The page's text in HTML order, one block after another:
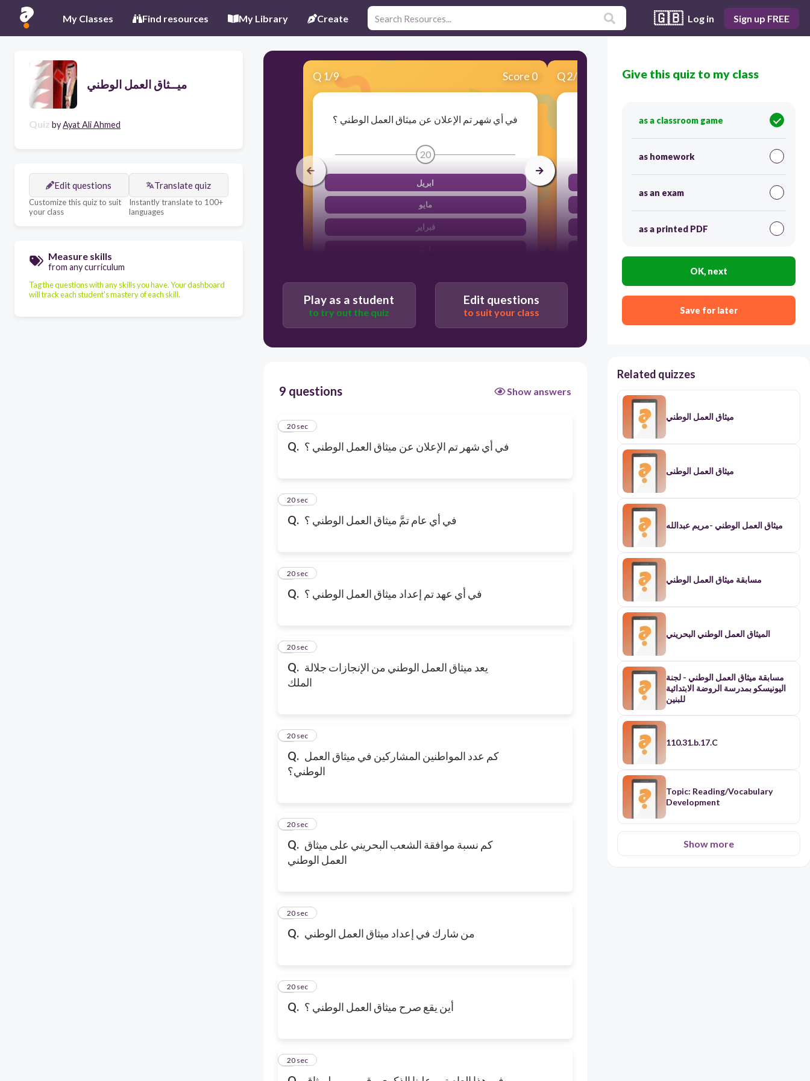
My Classes Find resources My Library Create 🇬🇧 Log in Sign up FREE
ميــثاق العمل الوطني
Quiz byAyat Ali Ahmed
Edit questions
Customize this quiz to suit
your class
Translate quiz
Instantly translate to 100+
languages
Measure skills
from any curriculum
Tag the questions with any skills you have. Your dashboard
will track each student's mastery of each skill.
Q 1/9 Score 0
في أي شهر تم الإعلان عن ميثاق العمل الوطني ؟
20
ابريل
مايو
فبراير
Q2/9 Score 0
في أي عام تمَّ ميثاق العمل الوطني ؟
20
2002
Play as a student
to try out the quiz
Edit questions
to suit your class
9 questions Show answers
Q. في أي شهر تم الإعلان عن ميثاق العمل الوطني ؟
1
20 sec
Q. في أي عام تمَّ ميثاق العمل الوطني ؟
2
20 sec
Q. في أي عهد تم إعداد ميثاق العمل الوطني ؟
3
20 sec
Q. يعد ميثاق العمل الوطني من الإنجازات جلالة
الملك
4
20 sec
Q. كم عدد المواطنين المشاركين في ميثاق العمل
الوطني؟
5
20 sec
Q. كم نسبة موافقة الشعب البحريني على ميثاق
العمل الوطني
6
20 sec
Q. من شارك في إعداد ميثاق العمل الوطني
7
20 sec
Q. أين يقع صرح ميثاق العمل الوطني ؟
8
20 sec
9
20 sec
Give this quiz to my class
as a classroom game
as homework
as an exam
as a printed PDF
OK, next
Save for later
Related quizzes
ميثاق العمل الوطني
ميثاق العمل الوطنى
ميثاق العمل الوطني -مريم عبدالله
مسابقة ميثاق العمل الوطني
الميثاق العمل الوطني البحريني
مسابقة ميثاق العمل الوطني - لجنة
اليونيسكو بمدرسة الروضة الابتدائية
للبنين
110.31.b.17.C
Topic: Reading/Vocabulary
Development
Show more